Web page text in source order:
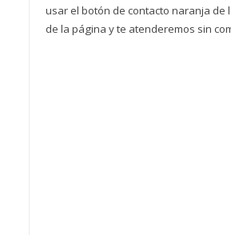
usar el botón de contacto naranja de
de la página y te atenderemos sin